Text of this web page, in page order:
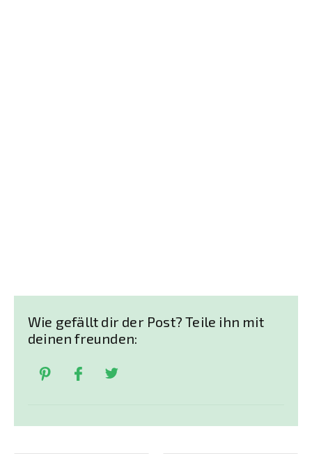
Wie gefällt dir der Post? Teile ihn mit
deinen freunden: